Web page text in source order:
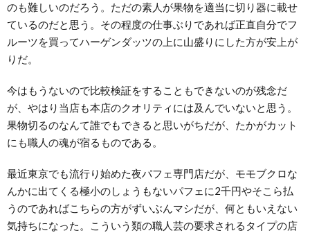
のも難しいのだろう。ただの素人が果物を適当に切り器に載せ
ているのだと思う。その程度の仕事ぶりであれば正直自分でフ
ルーツを買ってハーゲンダッツの上に山盛りにした方が安上が
りだ。
今はもうないので比較検証をすることもできないのが残念だ
が、やはり当店も本店のクオリティには及んでいないと思う。
果物切るのなんて誰でもできると思いがちだが、たかがカット
にも職人の魂が宿るものである。
最近東京でも流行り始めた夜パフェ専門店だが、モモブクロな
んかに出てくる極小のしょうもないパフェに2千円やそこら払
うのであればこちらの方がずいぶんマシだが、何ともいえない
気持ちになった。こういう類の職人芸の要求されるタイプの店